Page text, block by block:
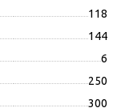
118
144
6
250
300